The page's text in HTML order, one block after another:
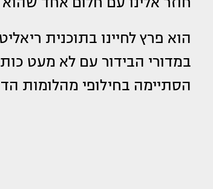
הוא פרץ לחיינו בתוכנית
במדורי הבידור עם לא מעט
הסתיימה בחילופי מהלומות